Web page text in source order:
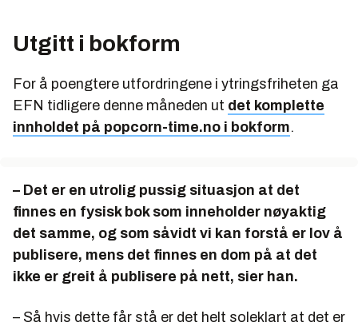
Utgitt i bokform
For å poengtere utfordringene i ytringsfriheten ga
EFN tidligere denne måneden ut det komplette
innholdet på popcorn-time.no i bokform.
– Det er en utrolig pussig situasjon at det
finnes en fysisk bok som inneholder nøyaktig
det samme, og som såvidt vi kan forstå er lov å
publisere, mens det finnes en dom på at det
ikke er greit å publisere på nett, sier han.
– Så hvis dette får stå er det helt soleklart at det er